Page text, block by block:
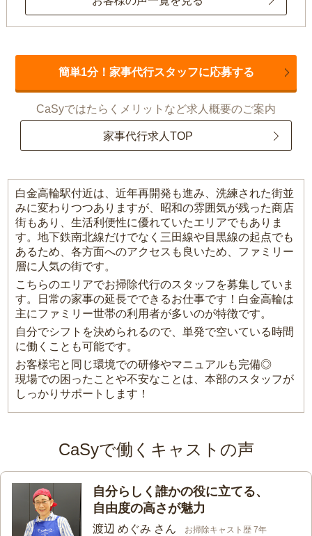
簡単1分！家事代行スタッフに応募する
CaSyではたらくメリットなど求人概要のご案内
家事代行求人TOP
白金高輪駅付近は、近年再開発も進み、洗練された街並
みに変わりつつありますが、昭和の雰囲気が残った商店
街もあり、生活利便性に優れていたエリアでもありま
す。地下鉄南北線だけでなく三田線や目黒線の起点でも
あるため、各方面へのアクセスも良いため、ファミリー
層に人気の街です。
こちらのエリアでお掃除代行のスタッフを募集していま
す。日常の家事の延長でできるお仕事です！白金高輪は
主にファミリー世帯の利用者が多いのが特徴です。
自分でシフトを決められるので、単発で空いている時間
に働くことも可能です。
お客様宅と同じ環境での研修やマニュアルも完備◎
現場での困ったことや不安なことは、本部のスタッフが
しっかりサポートします！
CaSyで働くキャストの声
自分らしく誰かの役に立てる、
自由度の高さが魅力
渡辺 めぐみ さん お掃除キャスト歴 7年